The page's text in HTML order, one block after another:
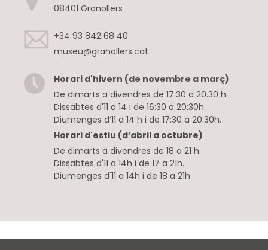
08401 Granollers
+34 93 842 68 40
museu@granollers.cat
Horari d'hivern (de novembre a març)
De dimarts a divendres de 17.30 a 20.30 h.
Dissabtes d'11 a 14 i de 16:30 a 20:30h.
Diumenges d’11 a 14 h i de 17:30 a 20:30h.
Horari d'estiu (d’abril a octubre)
De dimarts a divendres de 18 a 21 h.
Dissabtes d'11 a 14h i de 17 a 21h.
Diumenges d'11 a 14h i de 18 a 21h.